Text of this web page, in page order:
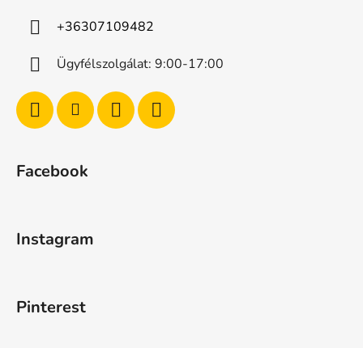
+36307109482
Ügyfélszolgálat: 9:00-17:00
Facebook
Instagram
Pinterest